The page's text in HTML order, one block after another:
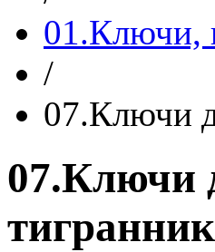
01.Ключи,
/
07.Ключи
07.Ключи